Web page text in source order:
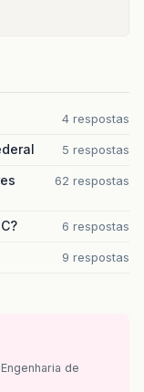
4 respostas
5 respostas
62 respostas
6 respostas
9 respostas
de